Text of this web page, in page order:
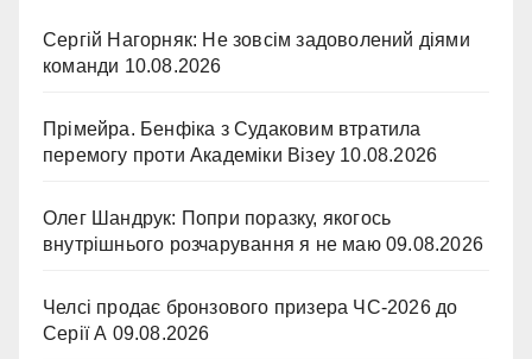
Сергій Нагорняк: Не зовсім задоволений діями
команди 10.08.2026
Прімейра. Бенфіка з Судаковим втратила
перемогу проти Академіки Візеу 10.08.2026
Олег Шандрук: Попри поразку, якогось
внутрішнього розчарування я не маю 09.08.2026
Челсі продає бронзового призера ЧС-2026 до
Серії А 09.08.2026